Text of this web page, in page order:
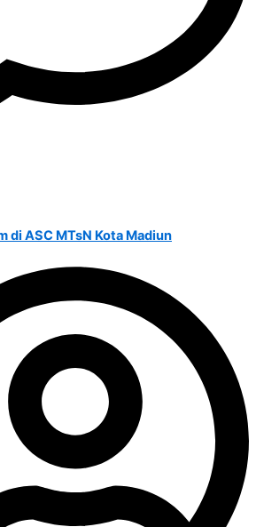
di ASC MTsN Kota Madiun